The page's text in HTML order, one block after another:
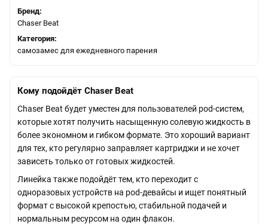
Бренд:
Chaser Beat
Категория:
самозамес для ежедневного парения
Кому подойдёт Chaser Beat
Chaser Beat будет уместен для пользователей pod-систем,
которые хотят получить насыщенную солевую жидкость в
более экономном и гибком формате. Это хороший вариант
для тех, кто регулярно заправляет картриджи и не хочет
зависеть только от готовых жидкостей.
Линейка также подойдёт тем, кто переходит с
одноразовых устройств на pod-девайсы и ищет понятный
формат с высокой крепостью, стабильной подачей и
нормальным ресурсом на один флакон.